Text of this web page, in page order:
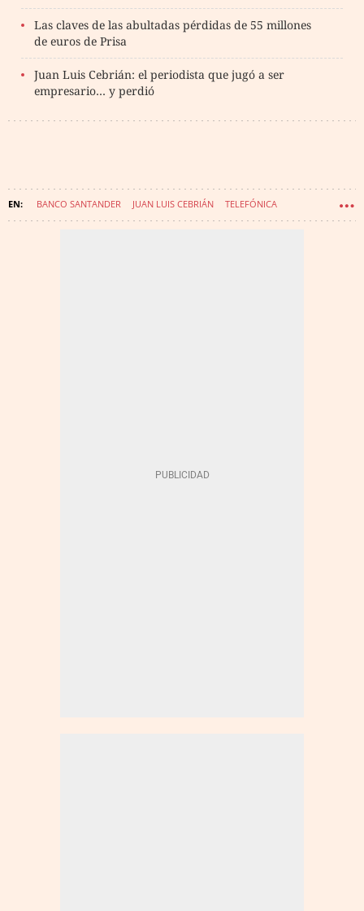
Las claves de las abultadas pérdidas de 55 millones
de euros de Prisa
Juan Luis Cebrián: el periodista que jugó a ser
empresario… y perdió
BANCO SANTANDER JUAN LUIS CEBRIÁN TELEFÓNICA